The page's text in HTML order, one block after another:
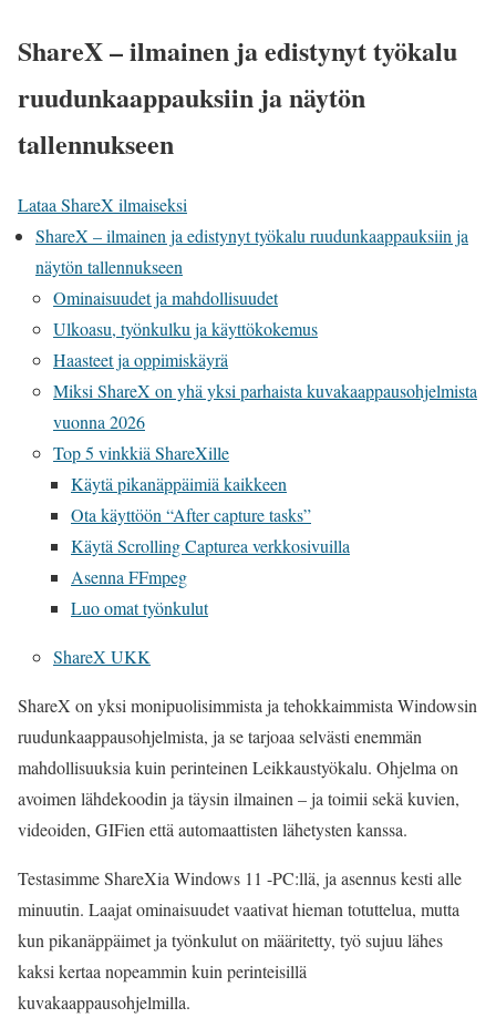
ShareX – ilmainen ja edistynyt työkalu
ruudunkaappauksiin ja näytön
tallennukseen
Lataa ShareX ilmaiseksi
ShareX – ilmainen ja edistynyt työkalu ruudunkaappauksiin ja
näytön tallennukseen
Ominaisuudet ja mahdollisuudet
Ulkoasu, työnkulku ja käyttökokemus
Haasteet ja oppimiskäyrä
Miksi ShareX on yhä yksi parhaista kuvakaappausohjelmista
vuonna 2026
Top 5 vinkkiä ShareXille
Käytä pikanäppäimiä kaikkeen
Ota käyttöön “After capture tasks”
Käytä Scrolling Capturea verkkosivuilla
Asenna FFmpeg
Luo omat työnkulut
ShareX UKK
ShareX on yksi monipuolisimmista ja tehokkaimmista Windowsin
ruudunkaappausohjelmista, ja se tarjoaa selvästi enemmän
mahdollisuuksia kuin perinteinen Leikkaustyökalu. Ohjelma on
avoimen lähdekoodin ja täysin ilmainen – ja toimii sekä kuvien,
videoiden, GIFien että automaattisten lähetysten kanssa.
Testasimme ShareXia Windows 11 -PC:llä, ja asennus kesti alle
minuutin. Laajat ominaisuudet vaativat hieman totuttelua, mutta
kun pikanäppäimet ja työnkulut on määritetty, työ sujuu lähes
kaksi kertaa nopeammin kuin perinteisillä
kuvakaappausohjelmilla.